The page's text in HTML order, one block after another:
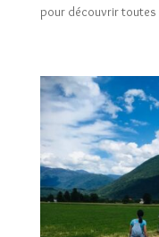
pour découvrir toutes